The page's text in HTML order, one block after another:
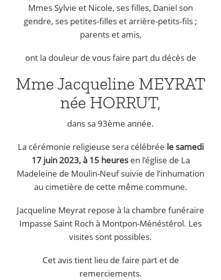
Mmes Sylvie et Nicole, ses filles, Daniel son
gendre, ses petites-filles et arrière-petits-fils ;
parents et amis,
ont la douleur de vous faire part du décès de
Mme Jacqueline MEYRAT
née HORRUT,
dans sa 93ème année.
La cérémonie religieuse sera célébrée le samedi
17 juin 2023, à 15 heuresen l’église de La
Madeleine de Moulin-Neuf suivie de l’inhumation
au cimetière de cette même commune.
Jacqueline Meyrat repose à la chambre funéraire
Impasse Saint Roch à Montpon-Ménéstérol. Les
visites sont possibles.
Cet avis tient lieu de faire part et de
remerciements.